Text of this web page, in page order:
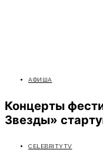
АФИША
Концерты
Звезды»
CELEBRITYTV